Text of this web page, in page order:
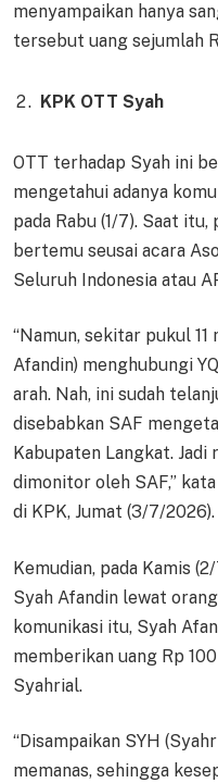
menyampaikan hanya
tersebut uang sejumlah
KPK OTT Syah
OTT terhadap Syah ini
mengetahui adanya
pada Rabu (1/7). Saat
bertemu seusai acara
Seluruh Indonesia atau
“Namun, sekitar pukul
Afandin) menghubungi
arah. Nah, ini sudah
disebabkan SAF
Kabupaten Langkat.
dimonitor oleh SAF,”
di KPK, Jumat (3/7/2026).
Kemudian, pada Kamis
Syah Afandin lewat
komunikasi itu, Syah
memberikan uang Rp
Syahrial.
“Disampaikan SYH
memanas, sehingga